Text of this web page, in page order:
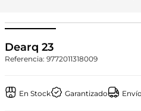
Dearq 23
Referencia: 9772011318009
En Stock Garantizado